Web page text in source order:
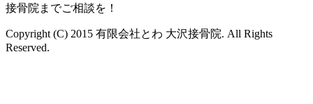
接骨院までご相談を！
Copyright (C) 2015 有限会社とわ 大沢接骨院. All Rights
Reserved.